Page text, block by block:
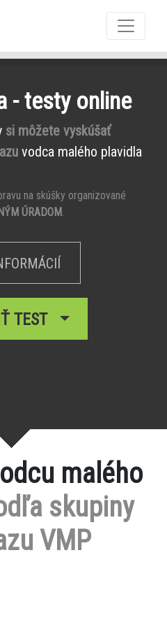
- testy online
si môžete vyskúšať
vodca malého plavidla
na skúšky organizované
ÚRADOM.
TEST
malého
skupiny
VMP